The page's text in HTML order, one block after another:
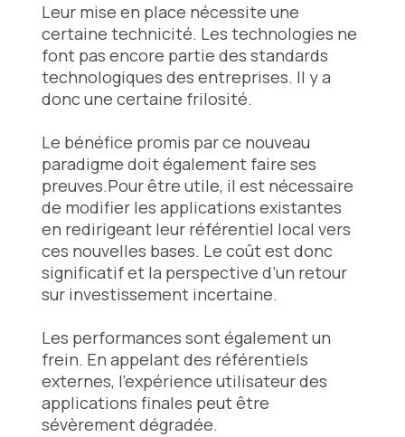
Leur mise en place nécessite une
certaine technicité. Les technologies ne
font pas encore partie des standards
technologiques des entreprises. Il y a
donc une certaine frilosité.
Le bénéfice promis par ce nouveau
paradigme doit également faire ses
preuves.Pour être utile, il est nécessaire
de modifier les applications existantes
en redirigeant leur référentiel local vers
ces nouvelles bases. Le coût est donc
significatif et la perspective d’un retour
sur investissement incertaine.
Les performances sont également un
frein. En appelant des référentiels
externes, l’expérience utilisateur des
applications finales peut être
sévèrement dégradée.